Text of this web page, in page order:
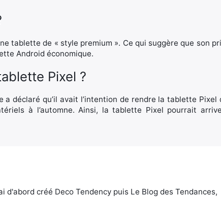
tablette de « style premium ». Ce qui suggère que son
Android économique.
Pixel ?
déclaré qu’il avait l’intention de rendre la tablette Pixel
à l’automne. Ainsi, la tablette Pixel pourrait
d'abord créé Deco Tendency puis Le Blog des Tendances,